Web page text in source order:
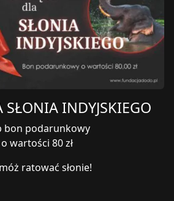
SŁONIA INDYJSKIEGO
bon podarunkowy
o wartości 80 zł
ratować słonie!